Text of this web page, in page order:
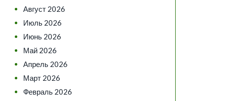
Август 2026
Июль 2026
Июнь 2026
Май 2026
Апрель 2026
Март 2026
Февраль 2026